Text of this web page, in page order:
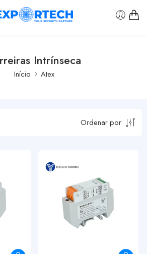
Intrínseca
Início Atex
Ordenar por